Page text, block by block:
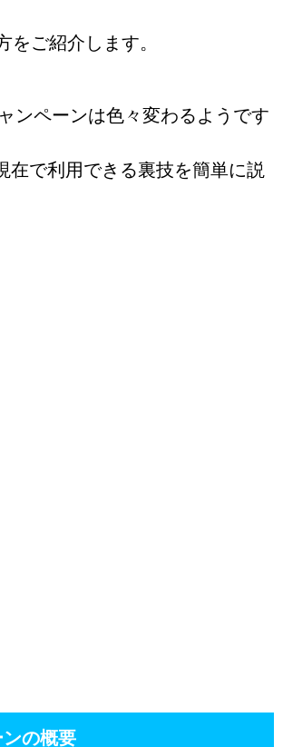
をご紹介します。
ンペーンは色々変わるようです
在で利用できる裏技を簡単に説
の概要